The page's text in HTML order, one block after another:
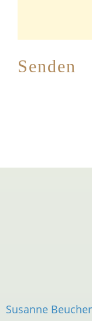
Susanne Beucher